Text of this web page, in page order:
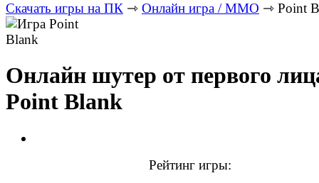
Скачать игры на ПК ⇾ Онлайн игра / MMO ⇾ Point
Онлайн шутер от первого
Point Blank
Рейтинг игры: